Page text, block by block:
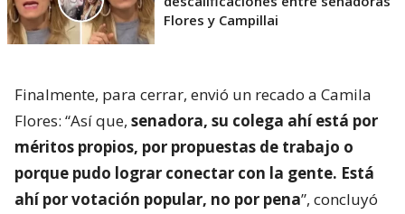
Flores y Campillai
Finalmente, para cerrar, envió un recado a Camila
Flores: “Así que, senadora, su colega ahí está por
méritos propios, por propuestas de trabajo o
porque pudo lograr conectar con la gente. Está
ahí por votación popular, no por pena”, concluyó